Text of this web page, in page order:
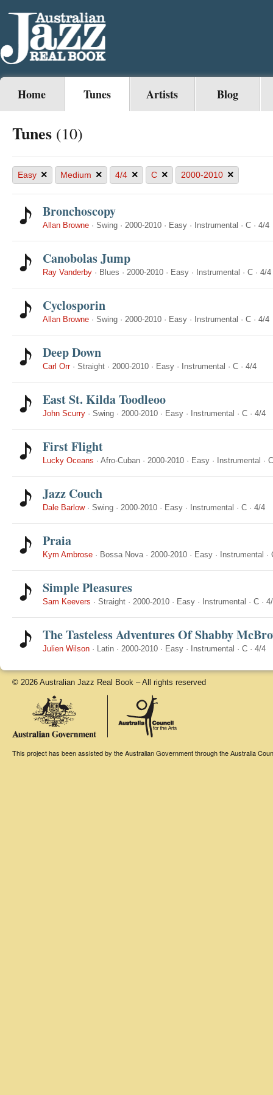
Home Tunes Artists Blog
Tunes (10)
Easy × Medium × 4/4 × C × 2000-2010 ×
Bronchoscopy
Allan Browne · Swing · 2000-2010 · Easy · Instrumental · C · 4/4
Canobolas Jump
Ray Vanderby · Blues · 2000-2010 · Easy · Instrumental · C · 4/4
Cyclosporin
Allan Browne · Swing · 2000-2010 · Easy · Instrumental · C · 4/4
Deep Down
Carl Orr· Straight · 2000-2010 · Easy · Instrumental · C · 4/4
East St. Kilda Toodleoo
John Scurry · Swing · 2000-2010 · Easy · Instrumental · C · 4/4
First Flight
Lucky Oceans · Afro-Cuban · 2000-2010 · Easy · Instrumental · C
Jazz Couch
Dale Barlow· Swing · 2000-2010 · Easy · Instrumental · C · 4/4
Praia
Kym Ambrose · Bossa Nova· 2000-2010 · Easy · Instrumental ·
Simple Pleasures
Sam Keevers · Straight · 2000-2010 · Easy · Instrumental · C ·
The Tasteless Adventures Of Shabby
Julien Wilson · Latin · 2000-2010 · Easy · Instrumental · C · 4/4
© 2026 Australian Jazz Real Book – All rights reserved
This project has been assisted by the Australian Government through the Australia